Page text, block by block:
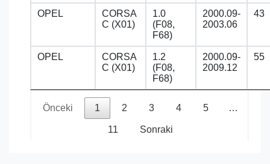
OPEL
CORSA
C (X01)
1.0
(F08,
F68)
2000.09-
2003.06
43
OPEL
CORSA
C (X01)
1.2
(F08,
F68)
2000.09-
2009.12
55
Önceki 1 2 3 4 5 …
11 Sonraki